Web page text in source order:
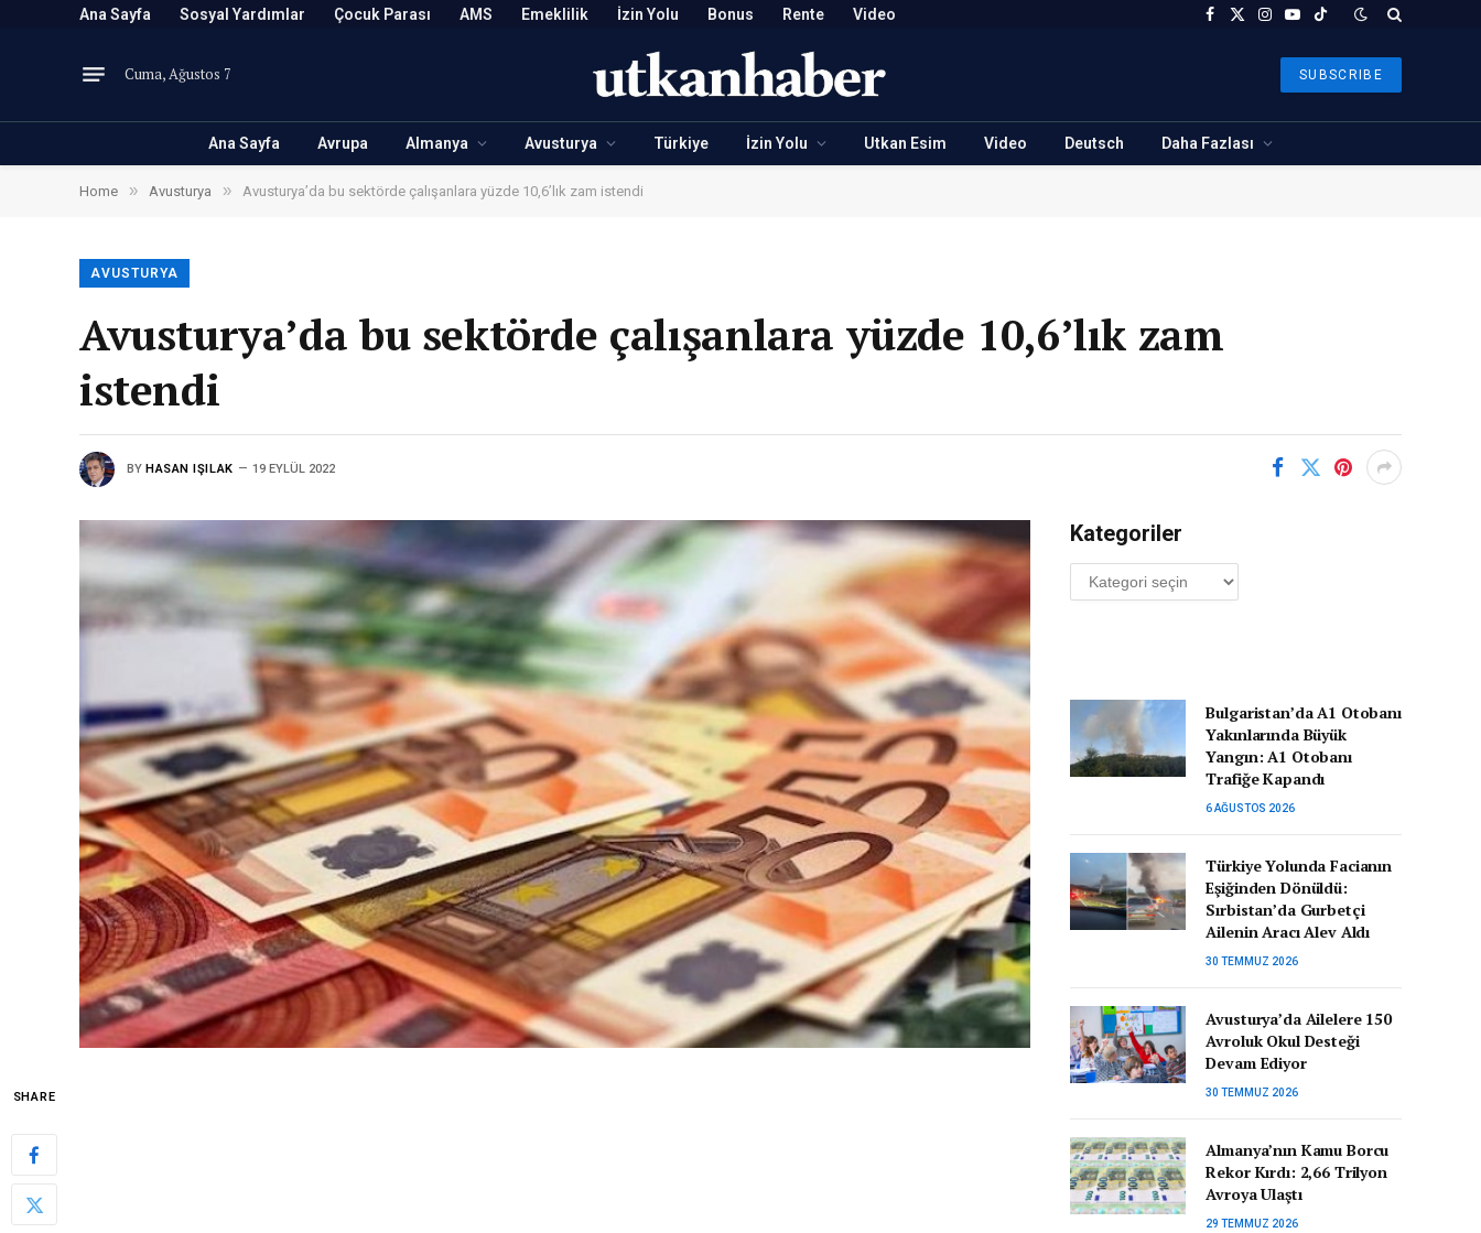
Ana Sayfa Sosyal Yardımlar Çocuk Parası AMS Emeklilik İzin Yolu Bonus Rente Video Facebook
X
Instagram
YouTubeTikTok
Cuma, Ağustos 7 SUBSCRIBE
Ana Sayfa Avrupa Almanya Avusturya Türkiye İzin Yolu Utkan Esim Video Deutsch Daha Fazlası
Home » Avusturya » Avusturya’da bu sektörde çalışanlara yüzde 10,6’lık zam istendi
AVUSTURYA
Avusturya’da bu sektörde çalışanlara yüzde 10,6’lık zam
istendi
BY HASAN IŞILAK 19 EYLÜL 2022
SHARE
Kategoriler
Kategoriler
Bulgaristan’da A1 Otobanı
Yakınlarında Büyük
Yangın: A1 Otobanı
Trafiğe Kapandı
6 AĞUSTOS 2026
Türkiye Yolunda Facianın
Eşiğinden Dönüldü:
Sırbistan’da Gurbetçi
Ailenin Aracı Alev Aldı
30 TEMMUZ 2026
Avusturya’da Ailelere 150
Avroluk Okul Desteği
Devam Ediyor
30 TEMMUZ 2026
Almanya’nın Kamu Borcu
Rekor Kırdı: 2,66 Trilyon
Avroya Ulaştı
29 TEMMUZ 2026